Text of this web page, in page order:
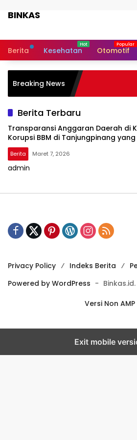
BINKAS
Berita
Kesehatan Otomotif
Breaking News
Berita Terbaru
Transparansi Anggaran Daerah di
Korupsi BBM di Tanjungpinang
Berita Maret 7, 2026
admin
Privacy Policy Indeks Berita
Powered by WordPress - Binkas.id.
Versi Non AMP
Exit mobile